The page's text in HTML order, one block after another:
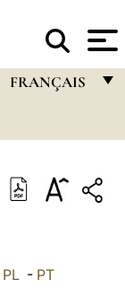
FRANÇAIS
ITALIANO
PL - PT